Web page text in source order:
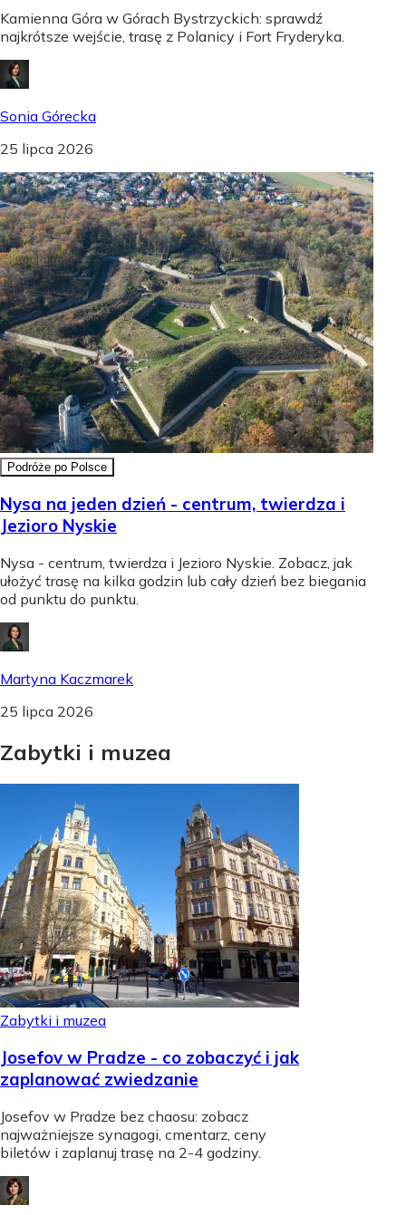
Kamienna Góra w Górach Bystrzyckich: sprawdź
najkrótsze wejście, trasę z Polanicy i Fort Fryderyka.
Sonia Górecka
25 lipca 2026
Podróże po Polsce
Nysa na jeden dzień - centrum, twierdza i
Jezioro Nyskie
Nysa - centrum, twierdza i Jezioro Nyskie. Zobacz, jak
ułożyć trasę na kilka godzin lub cały dzień bez biegania
od punktu do punktu.
Martyna Kaczmarek
25 lipca 2026
Zabytki i muzea
Zabytki i muzea
Josefov w Pradze - co zobaczyć i jak
zaplanować zwiedzanie
Josefov w Pradze bez chaosu: zobacz
najważniejsze synagogi, cmentarz, ceny
biletów i zaplanuj trasę na 2-4 godziny.